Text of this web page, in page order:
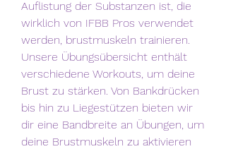
Auflistung der Substanzen ist, die
wirklich von IFBB Pros verwendet
werden, brustmuskeln trainieren.
Unsere Übungsübersicht enthält
verschiedene Workouts, um deine
Brust zu stärken. Von Bankdrücken
bis hin zu Liegestützen bieten wir
dir eine Bandbreite an Übungen, um
deine Brustmuskeln zu aktivieren